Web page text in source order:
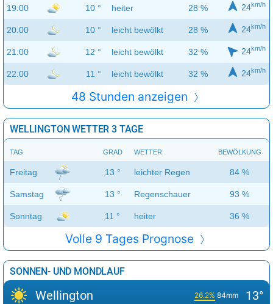
19:00 10 ° heiter 28 % 24km/h
20:00 10 ° leicht bewölkt 28 % 24km/h
21:00 12 ° leicht bewölkt 32 % 24km/h
22:00 11 ° leicht bewölkt 32 % 24km/h
48 Stunden anzeigen
WELLINGTON WETTER 3 TAGE
TAG GRAD WETTER BEWÖLKUNG
Freitag 13 ° leichter Regen 84 %
Samstag 13 ° Regenschauer 93 %
Sonntag 11 ° heiter 36 %
Volle 9 Tages Prognose
SONNEN- UND MONDLAUF
Wellington 26.2% 84mm 13°